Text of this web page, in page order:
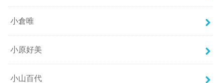
小倉唯
小原好美
小山百代